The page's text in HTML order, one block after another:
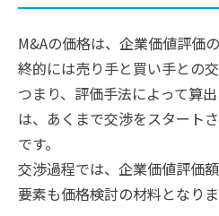
M&Aの価格は、企業価値評価
終的には売り手と買い手との交
つまり、評価手法によって算
は、あくまで交渉をスタート
です。
交渉過程では、企業価値評価
要素も価格検討の材料となりま